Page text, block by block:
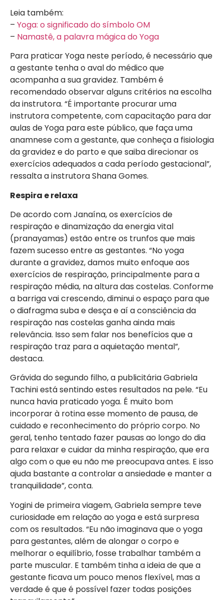
Leia também:
– Yoga: o significado do símbolo OM
– Namastê, a palavra mágica do Yoga
Para praticar Yoga neste período, é necessário que
a gestante tenha o aval do médico que
acompanha a sua gravidez. Também é
recomendado observar alguns critérios na escolha
da instrutora. “É importante procurar uma
instrutora competente, com capacitação para dar
aulas de Yoga para este público, que faça uma
anamnese com a gestante, que conheça a fisiologia
da gravidez e do parto e que saiba direcionar os
exercícios adequados a cada período gestacional”,
ressalta a instrutora Shana Gomes.
Respira e relaxa
De acordo com Janaína, os exercícios de
respiração e dinamização da energia vital
(pranayamas) estão entre os trunfos que mais
fazem sucesso entre as gestantes. “No yoga
durante a gravidez, damos muito enfoque aos
exercícios de respiração, principalmente para a
respiração média, na altura das costelas. Conforme
a barriga vai crescendo, diminui o espaço para que
o diafragma suba e desça e aí a consciência da
respiração nas costelas ganha ainda mais
relevância. Isso sem falar nos benefícios que a
respiração traz para a aquietação mental”,
destaca.
Grávida do segundo filho, a publicitária Gabriela
Tachini está sentindo estes resultados na pele. “Eu
nunca havia praticado yoga. É muito bom
incorporar à rotina esse momento de pausa, de
cuidado e reconhecimento do próprio corpo. No
geral, tenho tentado fazer pausas ao longo do dia
para relaxar e cuidar da minha respiração, que era
algo com o que eu não me preocupava antes. E isso
ajuda bastante a controlar a ansiedade e manter a
tranquilidade”, conta.
Yogini de primeira viagem, Gabriela sempre teve
curiosidade em relação ao yoga e está surpresa
com os resultados. “Eu não imaginava que o yoga
para gestantes, além de alongar o corpo e
melhorar o equilíbrio, fosse trabalhar também a
parte muscular. E também tinha a ideia de que a
gestante ficava um pouco menos flexível, mas a
verdade é que é possível fazer todas posições